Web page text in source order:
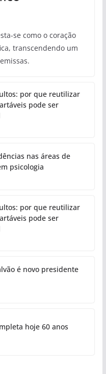
se como o coração
transcendendo um
por que reutilizar
pode ser
nas áreas de
psicologia
por que reutilizar
pode ser
é novo presidente
hoje 60 anos